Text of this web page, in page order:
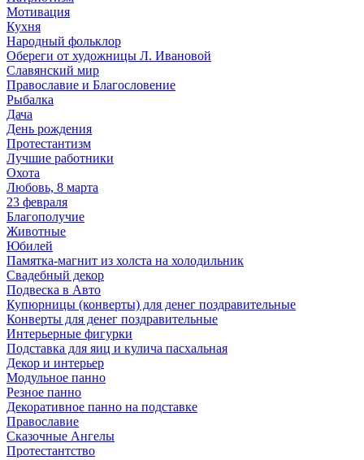
Мотивация
Кухня
Народный фольклор
Обереги от художницы Л. Ивановой
Славянский мир
Православие и Благословение
Рыбалка
Дача
День рождения
Протестантизм
Лучшие работники
Охота
Любовь, 8 марта
23 февраля
Благополучие
Животные
Юбилей
Памятка-магнит из холста на холодильник
Свадебный декор
Подвеска в Авто
Купюрницы (конверты) для денег поздравительные
Конверты для денег поздравительные
Интерьерные фигурки
Подставка для яиц и кулича пасхальная
Декор и интерьер
Модульное панно
Резное панно
Декоративное панно на подставке
Православие
Сказочные Ангелы
Протестантство